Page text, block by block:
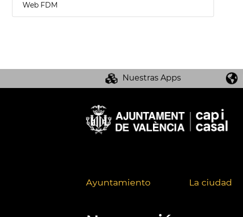
Web FDM
Nuestras Apps
Ayuntamiento La ciudad